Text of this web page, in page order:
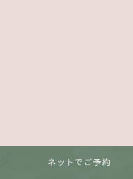
ネットでご予約